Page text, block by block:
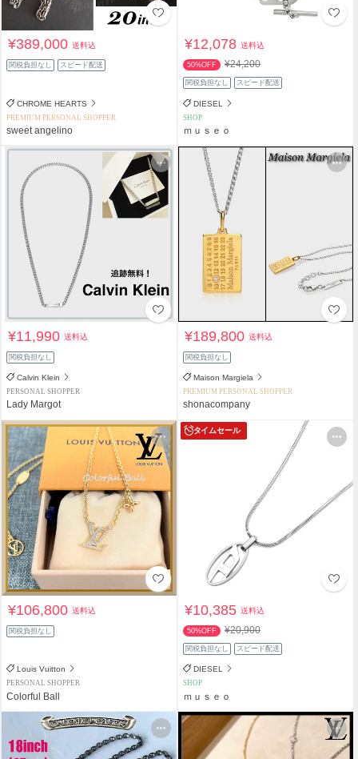
¥389,000送料込
関税負担なし スピード配送
CHROME HEARTS
PREMIUM PERSONAL SHOPPER
sweet angelino
¥12,078送料込
50%OFF ¥24,200
関税負担なし スピード配送
DIESEL
SHOP
ｍｕｓｅｏ
¥11,990送料込
関税負担なし
Calvin Klein
PERSONAL SHOPPER
Lady Margot
¥189,800送料込
関税負担なし
Maison Margiela
PREMIUM PERSONAL SHOPPER
shonacompany
¥106,800送料込
関税負担なし
Louis Vuitton
PERSONAL SHOPPER
Colorful Ball
タイムセール
¥10,385送料込
50%OFF ¥20,900
関税負担なし スピード配送
DIESEL
SHOP
ｍｕｓｅｏ